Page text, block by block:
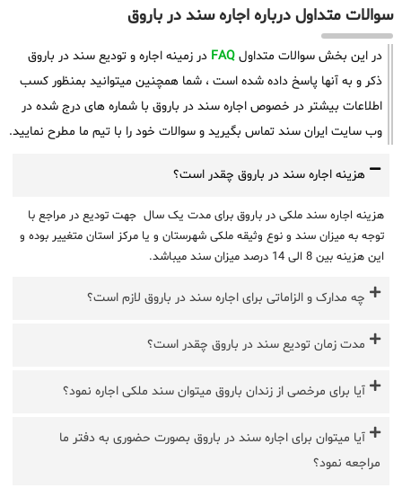
سوالات متداول درباره اجاره سند در باروق
در این بخش سوالات متداول FAQ در زمینه اجاره و تودیع سند در باروق
ذکر و به آنها پاسخ داده شده است ، شما همچنین میتوانید بمنظور کسب
اطلاعات بیشتر در خصوص اجاره سند در باروق با شماره های درج شده در
وب سایت ایران سند تماس بگیرید و سوالات خود را با تیم ما مطرح نمایید.
هزینه اجاره سند در باروق چقدر است؟
هزینه اجاره سند ملکی در باروق برای مدت یک سال جهت تودیع در مراجع با
توجه به میزان سند و نوع وثیقه ملکی شهرستان و یا مرکز استان متغییر بوده و
این هزینه بین 8 الی 14 درصد میزان سند میباشد.
چه مدارک و الزاماتی برای اجاره سند در باروق لازم است؟
مدت زمان تودیع سند در باروق چقدر است؟
آیا برای مرخصی از زندان باروق میتوان سند ملکی اجاره نمود؟
آیا میتوان برای اجاره سند در باروق بصورت حضوری به دفتر ما
مراجعه نمود؟